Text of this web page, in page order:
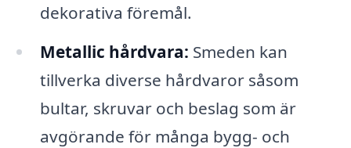
dekorativa föremål.
Metallic hårdvara: Smeden kan
tillverka diverse hårdvaror såsom
bultar, skruvar och beslag som är
avgörande för många bygg- och